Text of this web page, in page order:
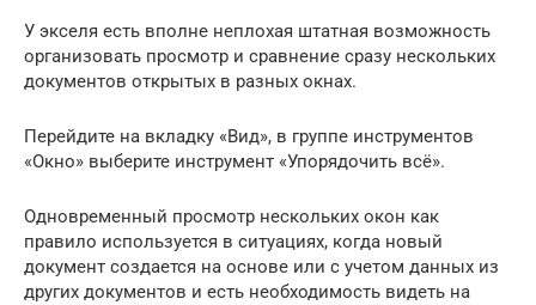
У экселя есть вполне неплохая штатная возможность
организовать просмотр и сравнение сразу нескольких
документов открытых в разных окнах.
Перейдите на вкладку «Вид», в группе инструментов
«Окно» выберите инструмент «Упорядочить всё».
Одновременный просмотр нескольких окон как
правило используется в ситуациях, когда новый
документ создается на основе или с учетом данных из
других документов и есть необходимость видеть на